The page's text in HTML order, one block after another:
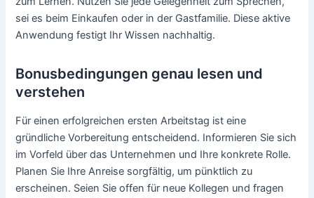
sei es beim Einkaufen oder in der Gastfamilie. Diese aktive
Anwendung festigt Ihr Wissen nachhaltig.
Bonusbedingungen genau lesen und
verstehen
Für einen erfolgreichen ersten Arbeitstag ist eine
gründliche Vorbereitung entscheidend. Informieren Sie sich
im Vorfeld über das Unternehmen und Ihre konkrete Rolle.
Planen Sie Ihre Anreise sorgfältig, um pünktlich zu
erscheinen. Seien Sie offen für neue Kollegen und fragen